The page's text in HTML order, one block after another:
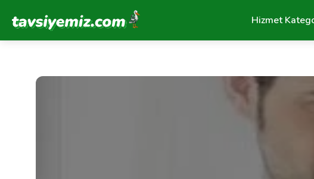
Tavsiyemiz Anasayfa Hizmet